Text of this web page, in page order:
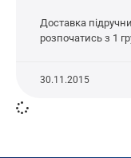
Доставка
розпочатись з 1
30.11.2015